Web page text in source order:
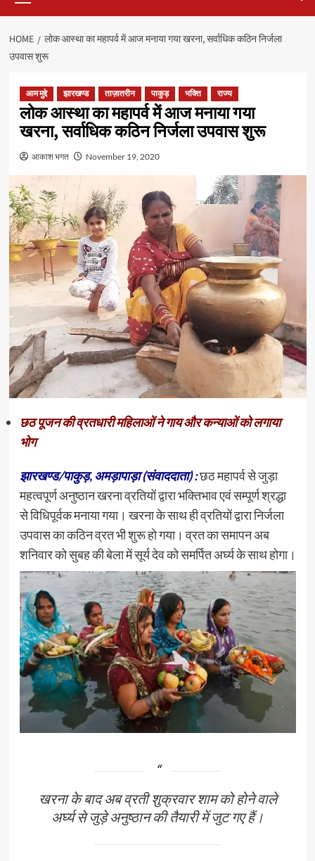
HOME
लोक आस्था का महापर्व में आज मनाया गया खरना, सर्वाधिक कठिन निर्जला
उपवास शुरू
आम मुद्दे झारखण्ड ताज़ातरीन पाकुड़ भक्ति राज्य
लोक आस्था का महापर्व में आज मनाया गया
खरना, सर्वाधिक कठिन निर्जला उपवास शुरू
आकाश भगत November 19, 2020
छठ पूजन की व्रतधारी महिलाओं ने गाय और कन्याओं को लगाया
भोग
झारखण्ड/पाकुड़, अमड़ापाड़ा (संवाददाता) :छठ महापर्व से जुड़ा
महत्वपूर्ण अनुष्ठान खरना व्रतियों द्वारा भक्तिभाव एवं सम्पूर्ण श्रद्धा
से विधिपूर्वक मनाया गया। खरना के साथ ही व्रतियों द्वारा निर्जला
उपवास का कठिन व्रत भी शुरू हो गया। व्रत का समापन अब
शनिवार को सुबह की बेला में सूर्य देव को समर्पित अ‌र्घ्य के साथ होगा।
खरना के बाद अब व्रती शुक्रवार शाम को होने वाले
अ‌र्घ्य से जुड़े अनुष्ठान की तैयारी में जुट गए हैं।